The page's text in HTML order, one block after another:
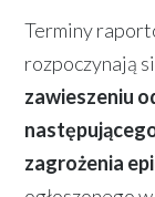
Terminy
rozpoczynają
zawieszeniu
zagrożenia